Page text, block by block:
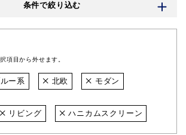
条件で絞り込む
項目から外せます。
ー系 北欧 モダン
リビング ハニカムスクリーン